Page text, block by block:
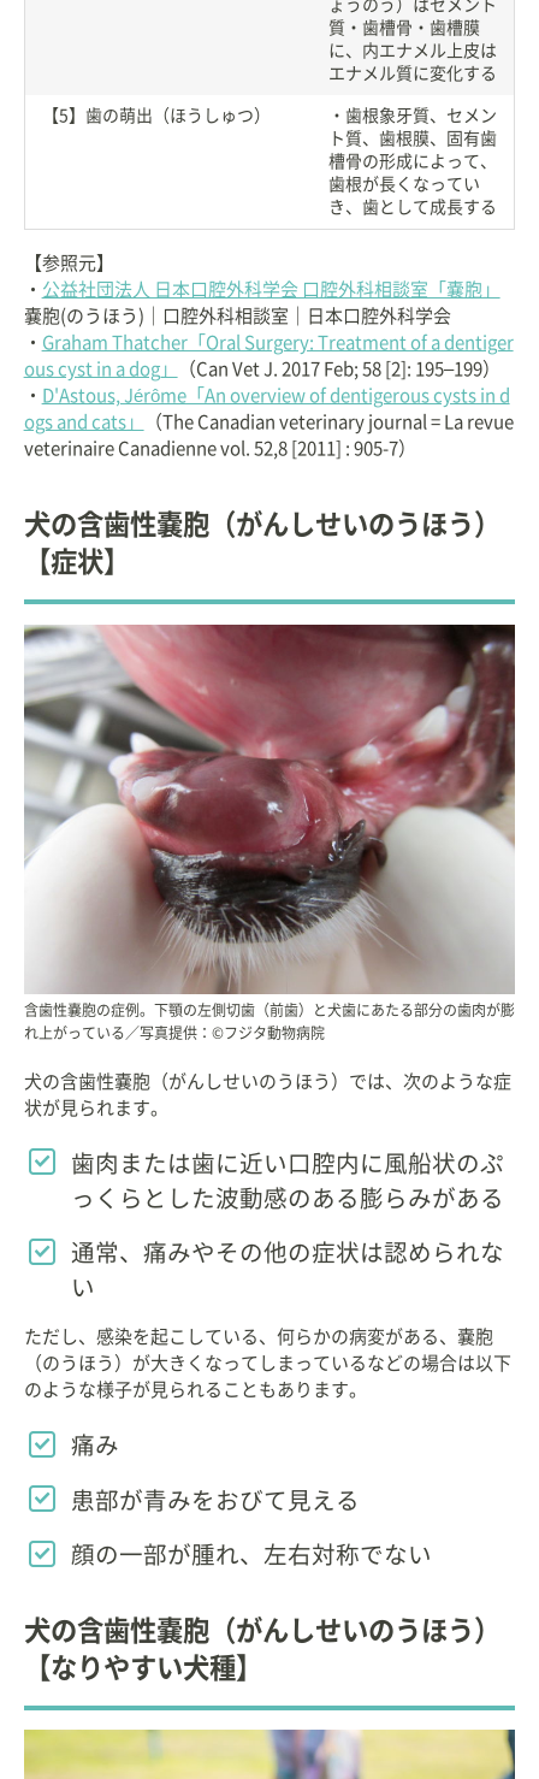
ょうのう）はセメント
質・歯槽骨・歯槽膜
に、内エナメル上皮は
エナメル質に変化する
【5】歯の萌出（ほうしゅつ）
・歯根象牙質、セメン
ト質、歯根膜、固有歯
槽骨の形成によって、
歯根が長くなってい
き、歯として成長する
【参照元】
・ 公益社団法人 日本口腔外科学会 口腔外科相談室「嚢胞」
嚢胞(のうほう)｜口腔外科相談室｜日本口腔外科学会
・ Graham Thatcher「Oral Surgery: Treatment of a dentiger
ous cyst in a dog」
（Can Vet J. 2017 Feb; 58 [2]: 195–199）
・ D'Astous, Jérôme「An overview of dentigerous cysts in d
ogs and cats」
（The Canadian veterinary journal = La revue
veterinaire Canadienne vol. 52,8 [2011] : 905-7）
犬の含歯性嚢胞（がんしせいのうほう）
【症状】
含歯性嚢胞の症例。下顎の左側切歯（前歯）と犬歯にあたる部分の歯肉が膨
れ上がっている／写真提供：©フジタ動物病院
犬の含歯性嚢胞（がんしせいのうほう）では、次のような症
状が見られます。
歯肉または歯に近い口腔内に風船状のぷ
っくらとした波動感のある膨らみがある
通常、痛みやその他の症状は認められな
い
ただし、感染を起こしている、何らかの病変がある、嚢胞
（のうほう）が大きくなってしまっているなどの場合は以下
のような様子が見られることもあります。
痛み
患部が青みをおびて見える
顔の一部が腫れ、左右対称でない
犬の含歯性嚢胞（がんしせいのうほう）
【なりやすい犬種】